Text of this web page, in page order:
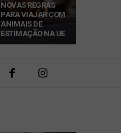
NOVAS REGRAS
PARA VIAJAR COM
ANIMAIS DE
ESTIMAÇÃO NA UE